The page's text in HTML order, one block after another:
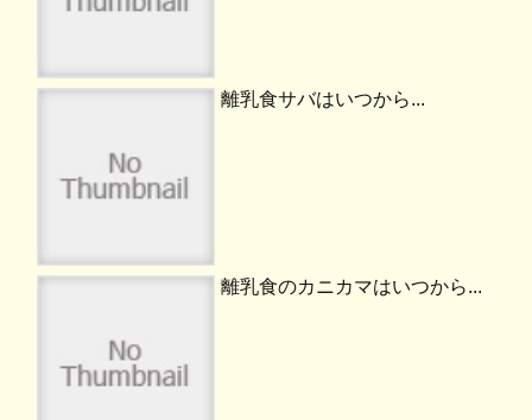
離乳食サバはいつから...
離乳食のカニカマはいつから...